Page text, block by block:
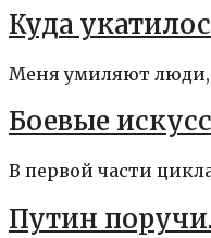
Куда
Меня умиляют люди,
Боевые
В первой части
Путин